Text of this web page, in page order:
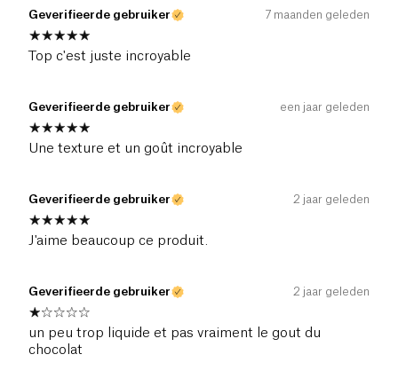
Geverifieerde gebruiker 7 maanden geleden
Top c'est juste incroyable
Geverifieerde gebruiker een jaar geleden
Une texture et un goût incroyable
Geverifieerde gebruiker 2 jaar geleden
J'aime beaucoup ce produit.
Geverifieerde gebruiker 2 jaar geleden
un peu trop liquide et pas vraiment le gout du
chocolat